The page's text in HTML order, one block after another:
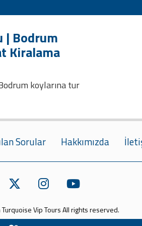
| Bodrum
Kiralama
koylarına tur
Sorular Hakkımızda
Vip Tours All rights reserved.